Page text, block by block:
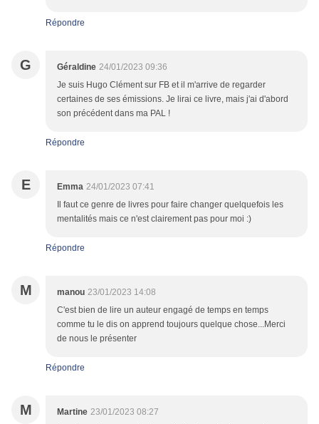
Répondre
G Géraldine 24/01/2023 09:36
Je suis Hugo Clément sur FB et il m'arrive de regarder
certaines de ses émissions. Je lirai ce livre, mais j'ai d'abord
son précédent dans ma PAL !
Répondre
E Emma 24/01/2023 07:41
Il faut ce genre de livres pour faire changer quelquefois les
mentalités mais ce n'est clairement pas pour moi :)
Répondre
M manou 23/01/2023 14:08
C'est bien de lire un auteur engagé de temps en temps
comme tu le dis on apprend toujours quelque chose...Merci
de nous le présenter
Répondre
M Martine 23/01/2023 08:27